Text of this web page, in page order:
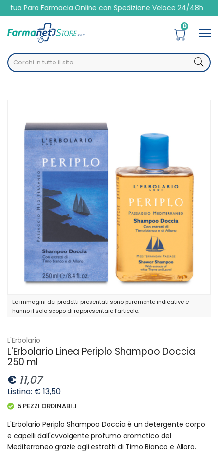
Farmacia Online con Spedizione Veloce 24/48h
0
Le immagini dei prodotti presentati sono puramente indicative e
hanno il solo scopo di rappresentare l'articolo.
L'Erbolario
L'Erbolario Linea Periplo Shampoo Doccia
250 ml
€ 11,07
Listino: € 13,50
5 PEZZI ORDINABILI
L'Erbolario Periplo Shampoo Doccia è un detergente corpo
e capelli dall'avvolgente profumo aromatico del
Mediterraneo grazie agli estratti di Timo Bianco e Alloro.